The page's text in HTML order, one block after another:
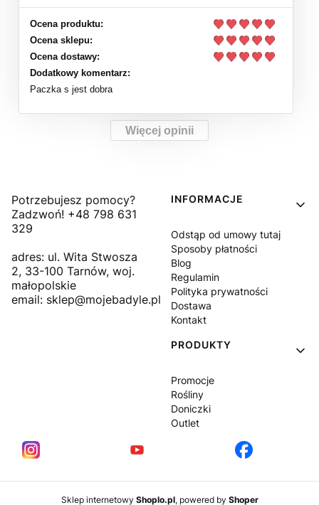
Ocena produktu:
Ocena sklepu:
Ocena dostawy:
Dodatkowy komentarz:
Paczka s jest dobra
Więcej opinii
Potrzebujesz pomocy?
Zadzwoń! +48 798 631
329
adres: ul. Wita Stwosza
2, 33-100 Tarnów, woj.
małopolskie
email: sklep@mojebadyle.pl
Linki w stopce
INFORMACJE
Odstąp od umowy tutaj
Sposoby płatności
Blog
Regulamin
Polityka prywatności
Dostawa
Kontakt
PRODUKTY
Promocje
Rośliny
Doniczki
Outlet
Sklep internetowy Shoplo.pl, powered by Shoper